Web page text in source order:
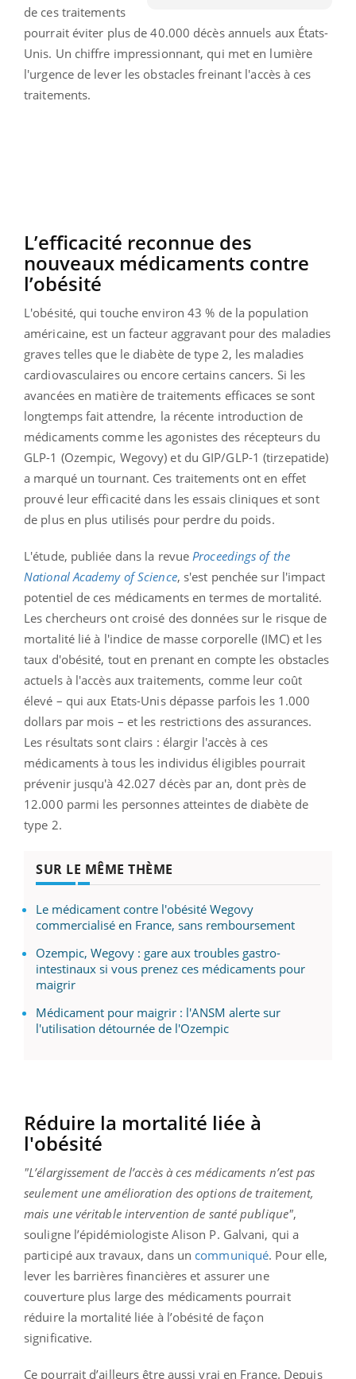
de ces traitements
pourrait éviter plus de 40.000 décès annuels aux États-
Unis. Un chiffre impressionnant, qui met en lumière
l'urgence de lever les obstacles freinant l'accès à ces
traitements.
L’efficacité reconnue des
nouveaux médicaments contre
l’obésité
L'obésité, qui touche environ 43 % de la population
américaine, est un facteur aggravant pour des maladies
graves telles que le diabète de type 2, les maladies
cardiovasculaires ou encore certains cancers. Si les
avancées en matière de traitements efficaces se sont
longtemps fait attendre, la récente introduction de
médicaments comme les agonistes des récepteurs du
GLP-1 (Ozempic, Wegovy) et du GIP/GLP-1 (tirzepatide)
a marqué un tournant. Ces traitements ont en effet
prouvé leur efficacité dans les essais cliniques et sont
de plus en plus utilisés pour perdre du poids.
L'étude, publiée dans la revue Proceedings of the
National Academy of Science, s'est penchée sur l'impact
potentiel de ces médicaments en termes de mortalité.
Les chercheurs ont croisé des données sur le risque de
mortalité lié à l'indice de masse corporelle (IMC) et les
taux d'obésité, tout en prenant en compte les obstacles
actuels à l'accès aux traitements, comme leur coût
élevé – qui aux Etats-Unis dépasse parfois les 1.000
dollars par mois – et les restrictions des assurances.
Les résultats sont clairs : élargir l'accès à ces
médicaments à tous les individus éligibles pourrait
prévenir jusqu'à 42.027 décès par an, dont près de
12.000 parmi les personnes atteintes de diabète de
type 2.
SUR LE MÊME THÈME
Le médicament contre l'obésité Wegovy
commercialisé en France, sans remboursement
Ozempic, Wegovy : gare aux troubles gastro-
intestinaux si vous prenez ces médicaments pour
maigrir
Médicament pour maigrir : l'ANSM alerte sur
l'utilisation détournée de l'Ozempic
Réduire la mortalité liée à
l'obésité
"L’élargissement de l’accès à ces médicaments n’est pas
seulement une amélioration des options de traitement,
mais une véritable intervention de santé publique",
souligne l’épidémiologiste Alison P. Galvani, qui a
participé aux travaux, dans un communiqué. Pour elle,
lever les barrières financières et assurer une
couverture plus large des médicaments pourrait
réduire la mortalité liée à l’obésité de façon
significative.
Ce pourrait d’ailleurs être aussi vrai en France. Depuis